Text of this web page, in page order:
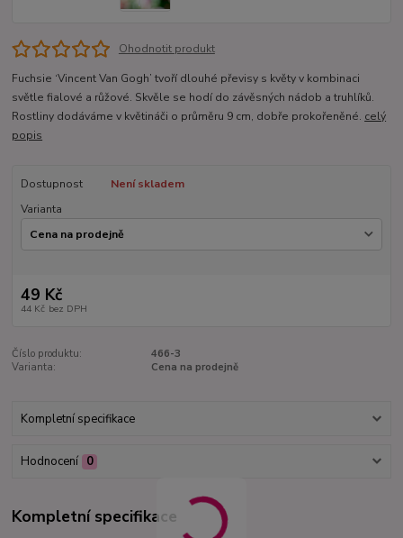
Ohodnotit produkt
Fuchsie ‘Vincent Van Gogh’ tvoří dlouhé převisy s květy v kombinaci
světle fialové a růžové. Skvěle se hodí do závěsných nádob a truhlíků.
Rostliny dodáváme v květináči o průměru 9 cm, dobře prokořeněné. celý
popis
Dostupnost
Není skladem
Varianta
49 Kč
44 Kč bez DPH
Číslo produktu:
466-3
Varianta:
Cena na prodejně
Kompletní specifikace
Hodnocení 0
Kompletní specifikace